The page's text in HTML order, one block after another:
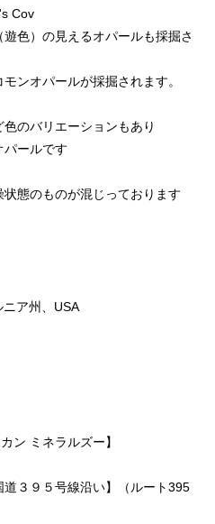
Cov
色）の見えるオパールも採掘さ
ンオパールが採掘されます。
のバリエーションもあり
パールです
態のものが混じっております
ア州、USA
ン ミネラルズー】
３９５号線沿い】（ルート395